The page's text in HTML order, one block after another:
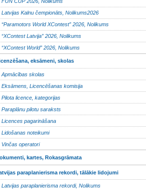
Latvijas Kalnu čempionāts, Nolikums2026
“Paramotors World XContest” 2026, Nolikums
“XContest Latvija” 2026, Nolikums
“XContest World” 2026, Nolikums
eksāmeni, skolas
Apmācības skolas
Eksāmens, Licencēšanas komisija
Pilota licence, kategorijas
Paraplānu pilotu saraksts
Licences pagarināšana
Lidošanas noteikumi
Vinčas operatori
kartes, Rokasgrāmata
paraplanierisma rekordi, tālākie lidojumi
Latvijas paraplanierisma rekordi, Nolikums